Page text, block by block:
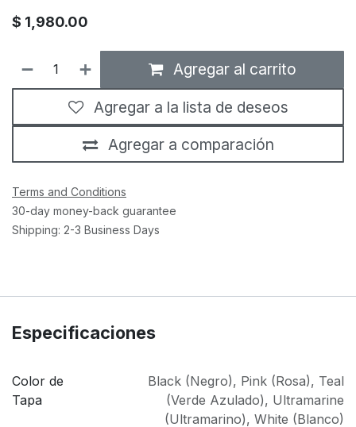
$ 1,980.00
Agregar al carrito
Agregar a comparación
Agregar a la lista de deseos
Terms and Conditions
30-day money-back guarantee
Shipping: 2-3 Business Days
Especificaciones
Color de
Tapa
Black (Negro), Pink (Rosa), Teal
(Verde Azulado), Ultramarine
(Ultramarino), White (Blanco)